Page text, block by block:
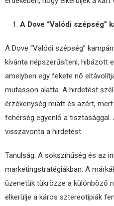
A Dove “Valódi szépség”
A Dove “Valódi szépség”
kívánta népszerűsíteni, hibázott
amelyben egy fekete nő
mutasson alatta. A hirdetést
érzékenység miatt és azért,
fehérség egyenlő a
visszavonta a hirdetést.
Tanulság: A sokszínűség és az
marketingstratégiákban. A
üzenetük tükrözze a különböző
elkerülje a káros sztereotípiák